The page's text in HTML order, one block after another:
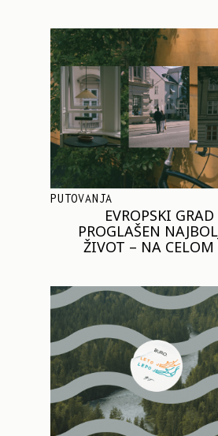
PUTOVANJA
EVROPSKI GRAD
PROGLAŠEN
ŽIVOT – NA CELOM